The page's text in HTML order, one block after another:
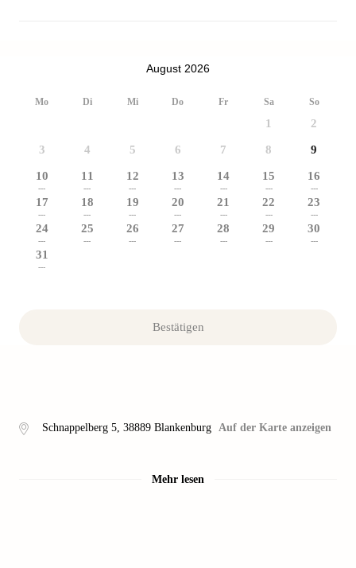
August 2026
Mo Di Mi Do Fr Sa So
1 2
3 4 5 6 7 8 9
10
---
11
---
12
---
13
---
14
---
15
---
16
---
17
---
18
---
19
---
20
---
21
---
22
---
23
---
24
---
25
---
26
---
27
---
28
---
29
---
30
---
31
---
Bestätigen
Schnappelberg 5, 38889 Blankenburg Auf der Karte anzeigen
Mehr lesen